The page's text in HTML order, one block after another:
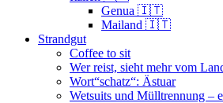
Genua 🇮🇹
Mailand 🇮🇹
Strandgut
Coffee to sit
Wer reist, sieht mehr vom
Wort“schatz“: Ästuar
Wetsuits und Mülltrennung –